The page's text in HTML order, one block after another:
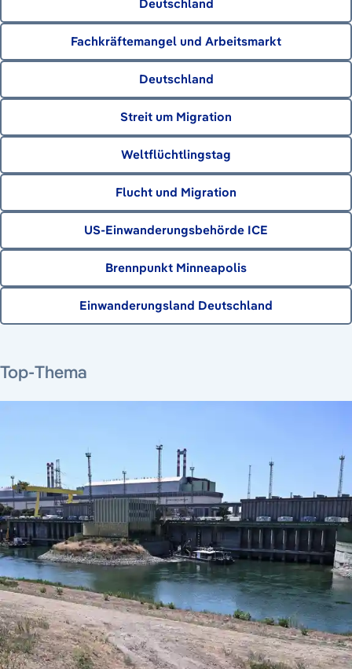
Deutschland
Fachkräftemangel und Arbeitsmarkt
Deutschland
Streit um Migration
Weltflüchtlingstag
Flucht und Migration
US-Einwanderungsbehörde ICE
Brennpunkt Minneapolis
Einwanderungsland Deutschland
Top-Thema